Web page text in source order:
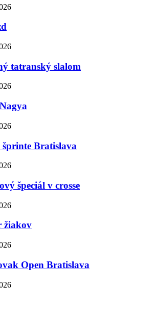
tatranský slalom
Bratislava
špeciál v crosse
žiakov
Open Bratislava